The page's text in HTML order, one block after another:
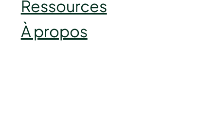
Ressources
À propos